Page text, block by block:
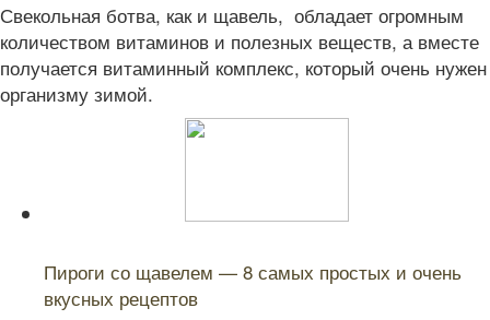
Свекольная ботва, как и щавель, обладает огромным
количеством витаминов и полезных веществ, а вместе
получается витаминный комплекс, который очень нужен
организму зимой.
Пироги со щавелем — 8 самых простых и очень
вкусных рецептов